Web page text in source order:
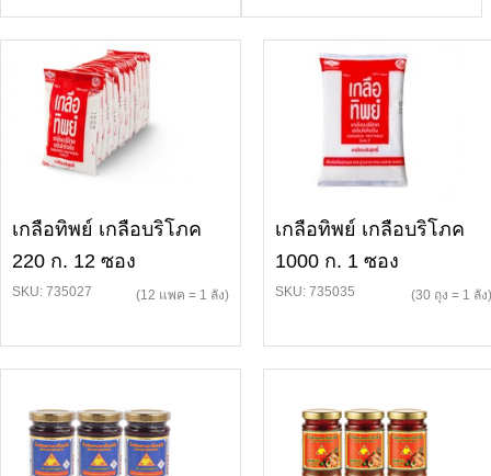
เกลือทิพย์ เกลือบริโภค
220 ก. 12 ซอง
SKU: 735027 (12 แพค = 1 ลัง)
เกลือทิพย์ เกลือบริโภค
1000 ก. 1 ซอง
SKU: 735035 (30 ถุง = 1 ลัง)